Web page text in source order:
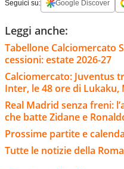
Seguici su: Google Discover
Leggi anche:
Tabellone Calciomercato
cessioni: estate 2026-27
Calciomercato: Juventus
Inter, le 48 ore di Lukaku,
Real Madrid senza freni:
che batte Zidane e
Prossime partite e
Tutte le notizie della Roma